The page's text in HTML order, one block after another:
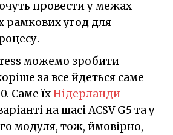
провести у межах
рамкових угод для
можемо зробити
за все йдеться саме
Саме їхНідерланди
на шасі ACSV G5 та у
модуля, тож, ймовірно,